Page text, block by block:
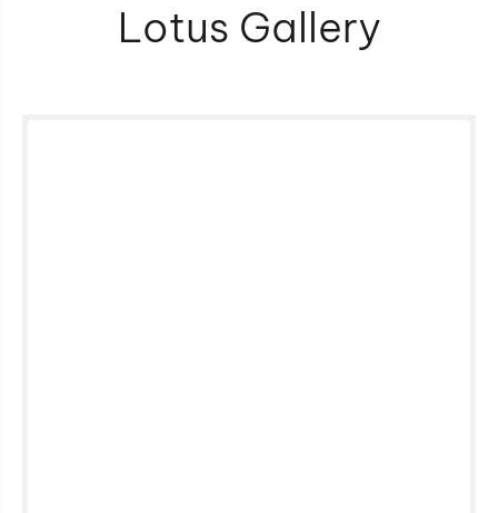
Lotus Gallery